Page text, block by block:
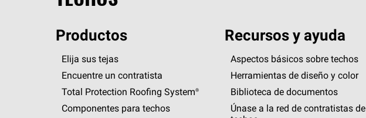
Productos
Elija sus tejas
Encuentre un contratista
Total Protection Roofing System®
Componentes para techos
Recursos y ayuda
Aspectos básicos sobre techos
Herramientas de diseño y color
Biblioteca de documentos
Únase a la red de contratistas de